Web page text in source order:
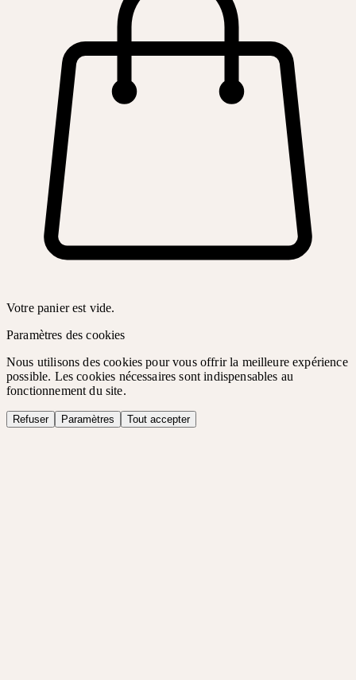
Votre panier est vide.
Paramètres des cookies
Nous utilisons des cookies pour vous offrir la meilleure expérience
possible. Les cookies nécessaires sont indispensables au
fonctionnement du site.
Refuser Paramètres Tout accepter